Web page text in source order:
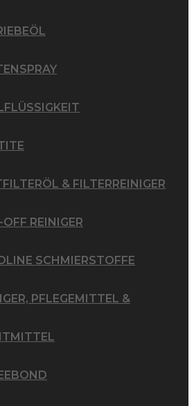
& FILTERREINIGER
REINIGER
SCHMIERSTOFFE
PFLEGEMITTEL &